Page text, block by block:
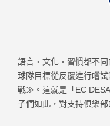
語言・文化・習慣都不
球隊目標從反覆進行嚐
戦≫。這就是「EC
子們如此，對支持俱樂